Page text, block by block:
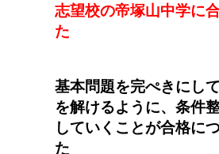
志望校の帝塚山中学に
た
基本問題を完ぺきにし
を解けるように、条件
していくことが合格に
た